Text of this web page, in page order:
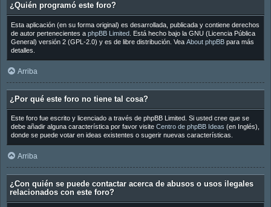
¿Quién programó este foro?
Esta aplicación (en su forma original) es desarrollada, publicada y contiene derechos
de autor pertenecientes a phpBB Limited. Está hecho bajo la GNU (Licencia Pública
General) versión 2 (GPL-2.0) y es de libre distribución. Vea About phpBBpara más
detalles.
Arriba
¿Por qué este foro no tiene tal cosa?
Este foro fue escrito y licenciado a través de phpBB Limited. Si usted cree que se
debe añadir alguna característica por favor visite Centro de phpBB Ideas (en Inglés),
donde se puede votar en ideas existentes o sugerir nuevas características.
Arriba
¿Con quién se puede contactar acerca de abusos o usos ilegales
relacionados con este foro?